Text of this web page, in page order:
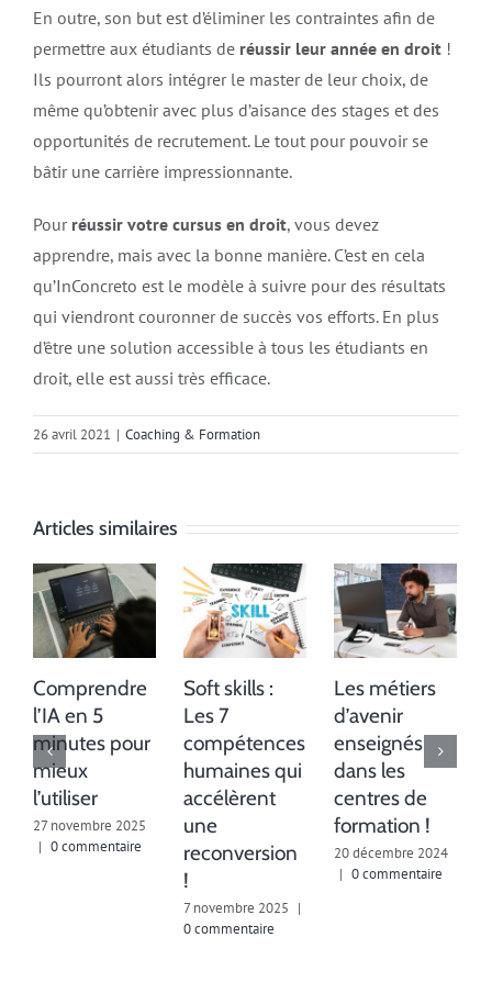
En outre, son but est d’éliminer les contraintes afin de
permettre aux étudiants de réussir leur année en droit !
Ils pourront alors intégrer le master de leur choix, de
même qu’obtenir avec plus d’aisance des stages et des
opportunités de recrutement. Le tout pour pouvoir se
bâtir une carrière impressionnante.
Pour réussir votre cursus en droit, vous devez
apprendre, mais avec la bonne manière. C’est en cela
qu’InConcreto est le modèle à suivre pour des résultats
qui viendront couronner de succès vos efforts. En plus
d’être une solution accessible à tous les étudiants en
droit, elle est aussi très efficace.
26 avril 2021 | Coaching & Formation
Articles similaires
Comprendre
l’IA en 5
minutes pour
mieux
l’utiliser
27 novembre 2025
| 0 commentaire
Soft skills :
Les 7
compétences
humaines qui
accélèrent
une
reconversion
!
7 novembre 2025 |
0 commentaire
Les métiers
d’avenir
enseignés
dans les
centres de
formation !
20 décembre 2024
| 0 commentaire